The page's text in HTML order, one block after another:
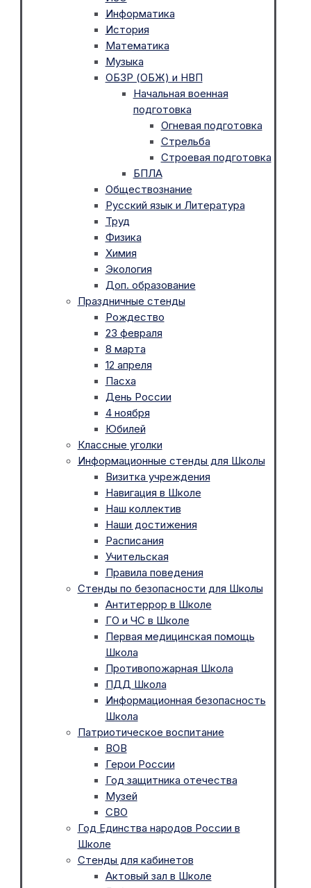
Информатика
История
Математика
Музыка
ОБЗР (ОБЖ) и НВП
Начальная военная
подготовка
Огневая подготовка
Стрельба
Строевая подготовка
БПЛА
Обществознание
Русский язык и Литература
Труд
Физика
Химия
Экология
Доп. образование
Праздничные стенды
Рождество
23 февраля
8 марта
12 апреля
Пасха
День России
4 ноября
Юбилей
Классные уголки
Информационные стенды для Школы
Визитка учреждения
Навигация в Школе
Наш коллектив
Наши достижения
Расписания
Учительская
Правила поведения
Стенды по безопасности для Школы
Антитеррор в Школе
ГО и ЧС в Школе
Первая медицинская помощь
Школа
Противопожарная Школа
ПДД Школа
Информационная безопасность
Школа
Патриотическое воспитание
ВОВ
Герои России
Год защитника отечества
Музей
СВО
Год Единства народов России в
Школе
Стенды для кабинетов
Актовый зал в Школе